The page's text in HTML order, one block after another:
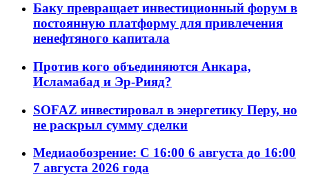
Баку превращает инвестиционный форум в
постоянную платформу для привлечения
ненефтяного капитала
Против кого объединяются Анкара,
Исламабад и Эр-Рияд?
SOFAZ инвестировал в энергетику Перу, но
не раскрыл сумму сделки
Медиаобозрение: С 16:00 6 августа до 16:00
7 августа 2026 года